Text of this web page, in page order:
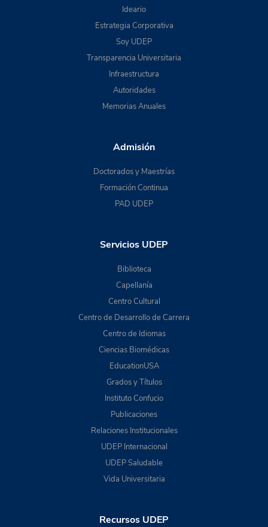
Ideario
Estrategia Corporativa
Soy UDEP
Transparencia Universitaria
Infraestructura
Autoridades
Memorias Anuales
Admisión
Doctorados y Maestrías
Formación Continua
PAD UDEP
Servicios UDEP
Biblioteca
Capellanía
Centro Cultural
Centro de Desarrollo de Carrera
Centro de Idiomas
Ciencias Biomédicas
EducationUSA
Grados y Títulos
Instituto Confucio
Publicaciones
Relaciones Institucionales
UDEP Internacional
UDEP Saludable
Vida Universitaria
Recursos UDEP